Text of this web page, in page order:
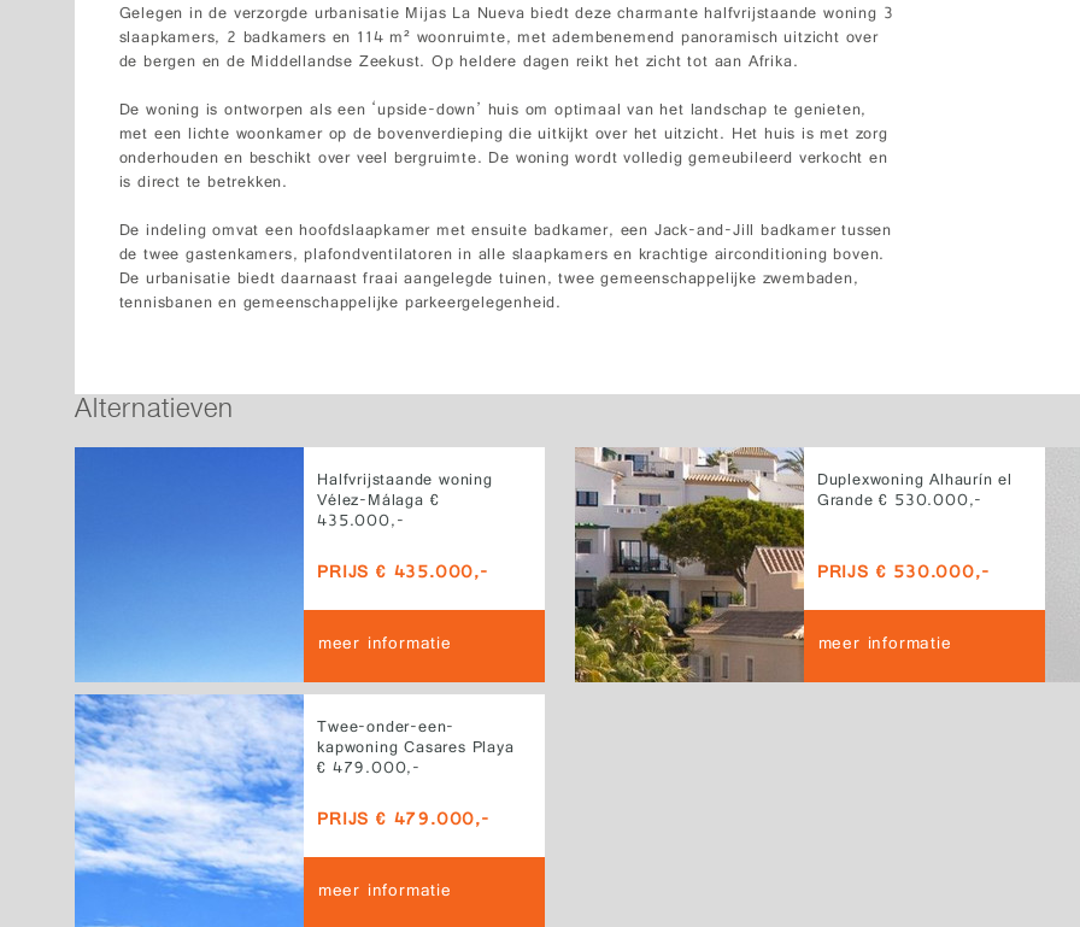
Gelegen in de verzorgde urbanisatie Mijas La Nueva biedt deze charmante halfvrijstaande woning 3
slaapkamers, 2 badkamers en 114 m² woonruimte, met adembenemend panoramisch uitzicht over
de bergen en de Middellandse Zeekust. Op heldere dagen reikt het zicht tot aan Afrika.
De woning is ontworpen als een ‘upside-down’ huis om optimaal van het landschap te genieten,
met een lichte woonkamer op de bovenverdieping die uitkijkt over het uitzicht. Het huis is met zorg
onderhouden en beschikt over veel bergruimte. De woning wordt volledig gemeubileerd verkocht en
is direct te betrekken.
De indeling omvat een hoofdslaapkamer met ensuite badkamer, een Jack-and-Jill badkamer tussen
de twee gastenkamers, plafondventilatoren in alle slaapkamers en krachtige airconditioning boven.
De urbanisatie biedt daarnaast fraai aangelegde tuinen, twee gemeenschappelijke zwembaden,
tennisbanen en gemeenschappelijke parkeergelegenheid.
Alternatieven
Halfvrijstaande woning
Vélez-Málaga €
435.000,-
PRIJS € 435.000,-
meer informatie
Duplexwoning Alhaurín el
Grande € 530.000,-
PRIJS € 530.000,-
meer informatie
Twee-onder-een-
kapwoning Casares Playa
€ 479.000,-
PRIJS € 479.000,-
meer informatie